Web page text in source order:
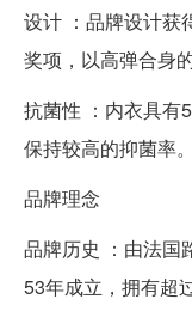
设计 ：品牌设计获
奖项，以高弹合身
抗菌性 ：内衣具有
保持较高的抑菌率。
品牌理念
品牌历史 ：由法国
53年成立，拥有超